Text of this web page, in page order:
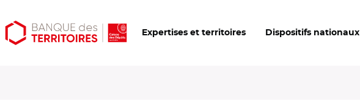
Aller
au
Aller
au
Ouvrir
les
Expertises et territoires Dispositifs nationaux